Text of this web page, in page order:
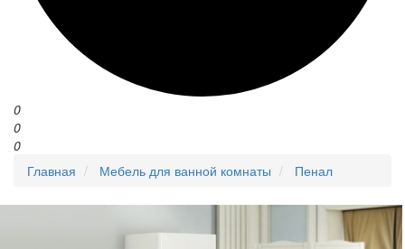
0
0
0
Главная
Мебель для ванной комнаты Пенал